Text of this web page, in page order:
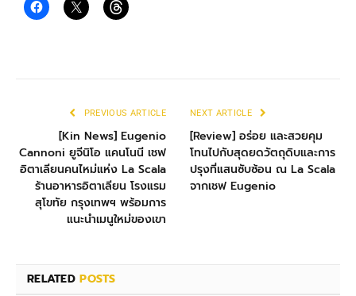
PREVIOUS ARTICLE
[Kin News] Eugenio
Cannoni ยูจีนิโอ แคนโนนี เชฟ
อิตาเลียนคนไหม่แห่ง La Scala
ร้านอาหารอิตาเลียน โรงแรม
สุโขทัย กรุงเทพฯ พร้อมการ
แนะนำเมนูใหม่ของเขา
NEXT ARTICLE
[Review] อร่อย และสวยคุม
โทนไปกับสุดยดวัตถุดิบและการ
ปรุงที่แสนซับซ้อน ณ La Scala
จากเชฟ Eugenio
RELATEDPOSTS